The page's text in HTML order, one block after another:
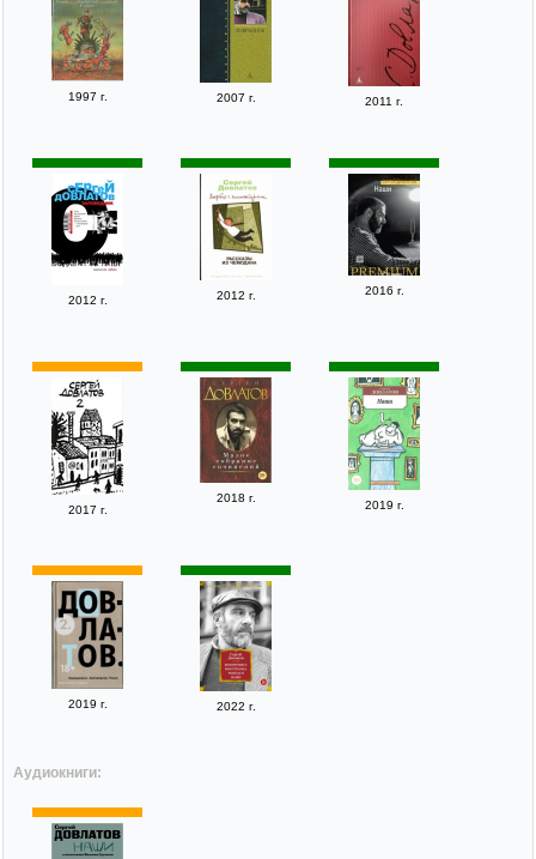
1997 г. 2007 г. 2011 г.
2012 г. 2012 г. 2016 г.
2017 г.
2018 г.
2019 г.
2019 г. 2022 г.
Аудиокниги: